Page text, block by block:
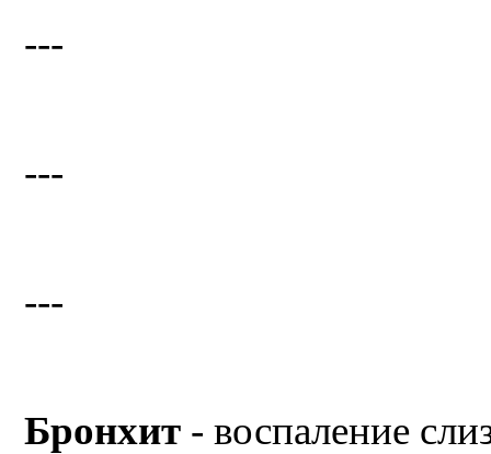
---
---
---
Бронхит - воспаление